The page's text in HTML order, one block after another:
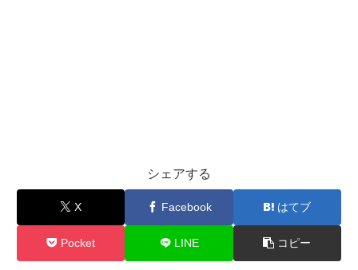
シェアする
X Facebook はてブ
Pocket LINE コピー